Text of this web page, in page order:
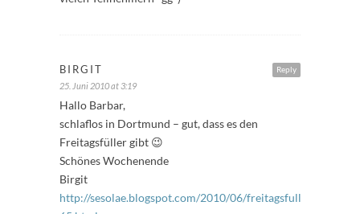
Reply
BIRGIT
25. Juni 2010 at 3:19
Hallo Barbar,
schlaflos in Dortmund – gut, dass es den
Freitagsfüller gibt 😉
Schönes Wochenende
Birgit
http://sesolae.blogspot.com/2010/06/freitagsfuller-